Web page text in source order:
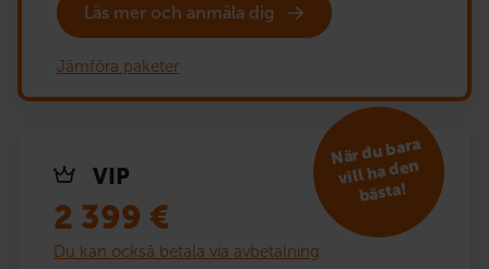
Läs mer och anmäla dig
Jämföra paketer
VIP
När du bara
vill ha den
bästa!
2 399 €
Du kan också betala via avbetalning